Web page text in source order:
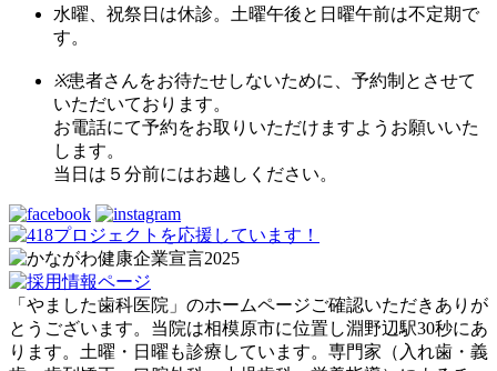
水曜、祝祭日は休診。土曜午後と日曜午前は不定期で
す。
※患者さんをお待たせしないために、予約制とさせて
いただいております。
お電話にて予約をお取りいただけますようお願いいた
します。
当日は５分前にはお越しください。
「やました歯科医院」のホームページご確認いただきありが
とうございます。当院は相模原市に位置し淵野辺駅30秒にあ
ります。土曜・日曜も診療しています。専門家（入れ歯・義